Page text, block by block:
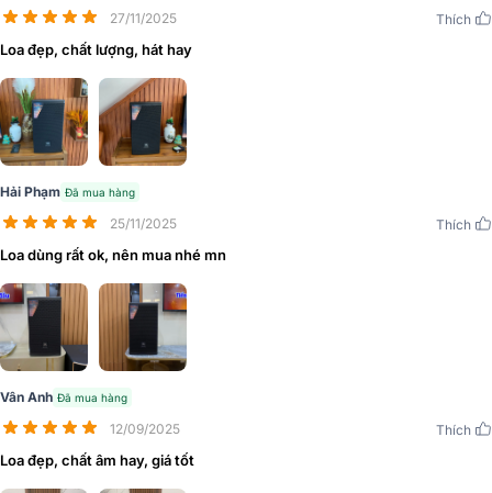
chống gỉ, bên trong có lớp vải cách âm nhằm hạn chế những tác
trí 1 logo JBL của hãng rất tính tế thể hiện sự đẳng cấp của 1 thương
hiệu lớn.
27/11/2025 Thích
Loa đẹp, chất lượng, hát hay
Hải Phạm Đã mua hàng
25/11/2025 Thích
Loa dùng rất ok, nên mua nhé mn
Vân Anh Đã mua hàng
12/09/2025 Thích
Loa đẹp, chất âm hay, giá tốt